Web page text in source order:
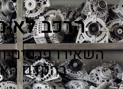
הרכב לא
השאירו פרטים
בהקדם